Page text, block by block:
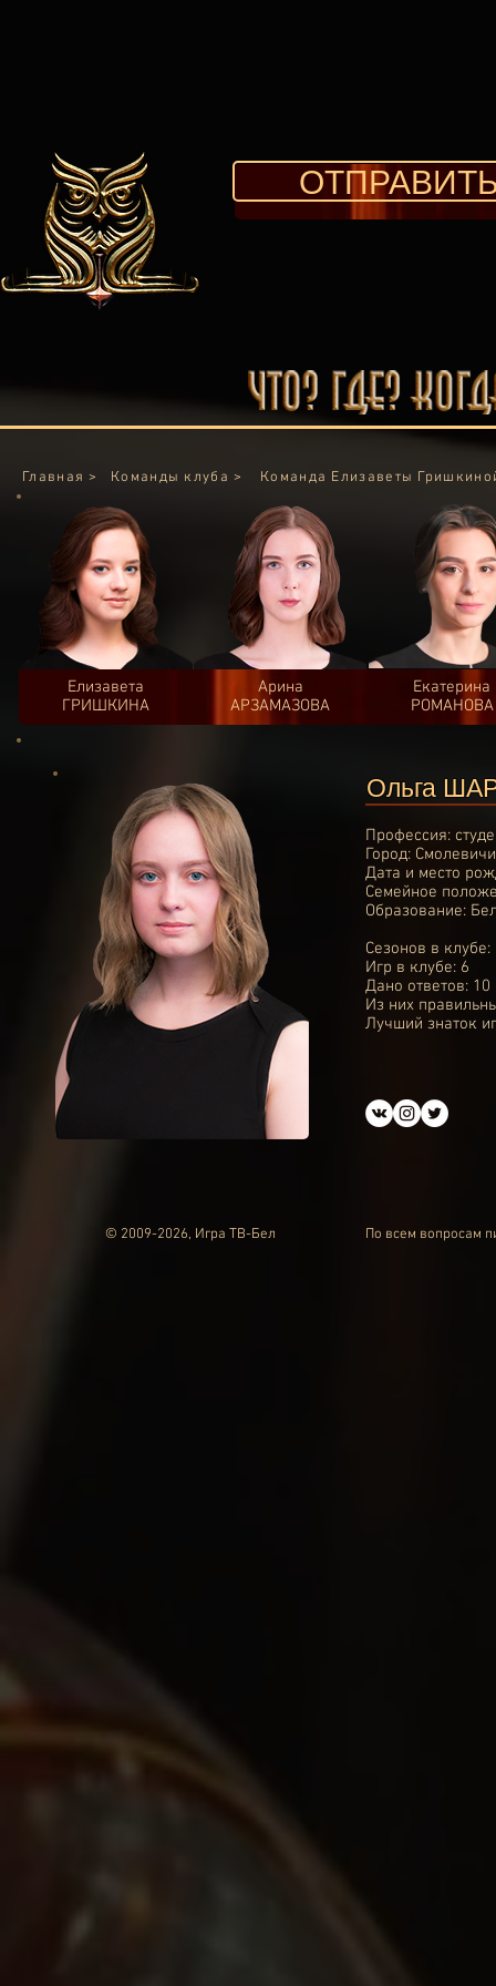
Главная > Команды клуба > Команда Елизаветы
Елизавета
ГРИШКИНА
Екатерина
РОМАНОВА
Арина
АРЗАМАЗОВА
Ольга
Профессия:
Город: Смолевичи
Дата и место
Семейное
Образование:
Сезонов в клубе:
Игр в клубе: 6
Дано ответов: 10
Из них
Лучший знаток
© 2009-2026, Игра ТВ-Бел По всем вопросам